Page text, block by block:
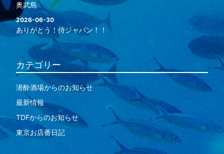
奥武島
2026-06-30
ありがとう！侍ジャパン！！
カテゴリー
潜酔酒場からのお知らせ
最新情報
TDFからのお知らせ
東京お店番日記